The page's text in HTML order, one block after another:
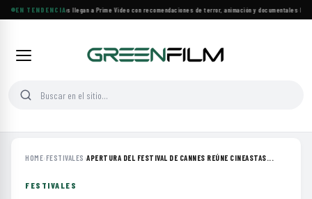
EN TENDENCIA
Más de 160 estrenos llegan a Prime Video con recomendaciones de terror, animación y documentales·Las
HOME›FESTIVALES ›APERTURA DEL FESTIVAL DE CANNES REÚNE CINEASTAS...
FESTIVALES